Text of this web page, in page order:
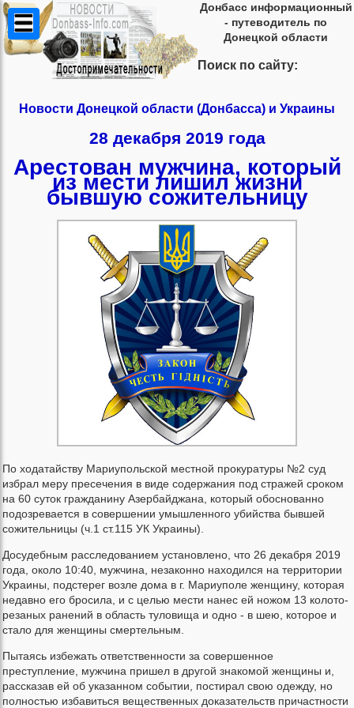
Донбасс информационный
- путеводитель по
Донецкой области
Поиск по сайту:
Новости Донецкой области (Донбасса) и Украины
28 декабря 2019 года
Арестован мужчина, который
из мести лишил жизни
бывшую сожительницу
По ходатайству Мариупольской местной прокуратуры №2 суд
избрал меру пресечения в виде содержания под стражей сроком
на 60 суток гражданину Азербайджана, который обоснованно
подозревается в совершении умышленного убийства бывшей
сожительницы (ч.1 ст.115 УК Украины).
Досудебным расследованием установлено, что 26 декабря 2019
года, около 10:40, мужчина, незаконно находился на территории
Украины, подстерег возле дома в г. Мариуполе женщину, которая
недавно его бросила, и с целью мести нанес ей ножом 13 колото-
резаных ранений в область туловища и одно - в шею, которое и
стало для женщины смертельным.
Пытаясь избежать ответственности за совершенное
преступление, мужчина пришел в другой знакомой женщины и,
рассказав ей об указанном событии, постирал свою одежду, но
полностью избавиться вещественных доказательств причастности